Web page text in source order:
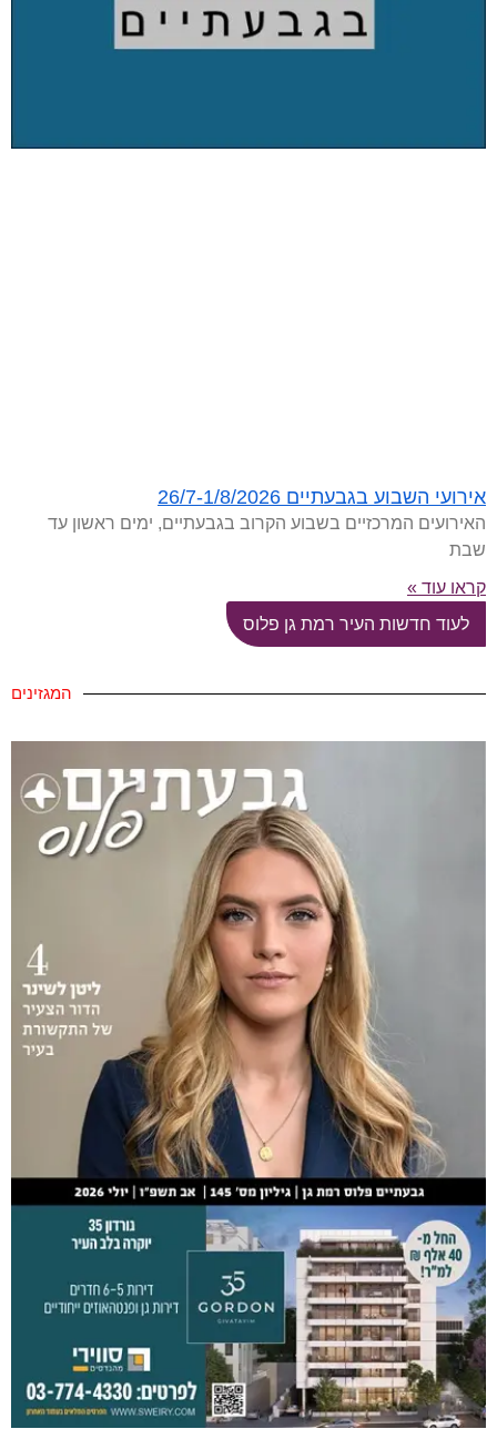
אירועי השבוע בגבעתיים 26/7-1/8/2026
האירועים המרכזיים בשבוע הקרוב בגבעתיים, ימים ראשון עד
שבת
קראו עוד »
לעוד חדשות העיר רמת גן פלוס
המגזינים